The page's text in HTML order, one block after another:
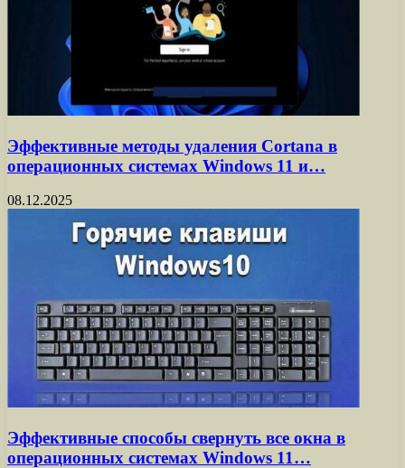
Эффективные методы удаления Cortana в
операционных системах Windows 11 и…
08.12.2025
Эффективные способы свернуть все окна в
операционных системах Windows 11…